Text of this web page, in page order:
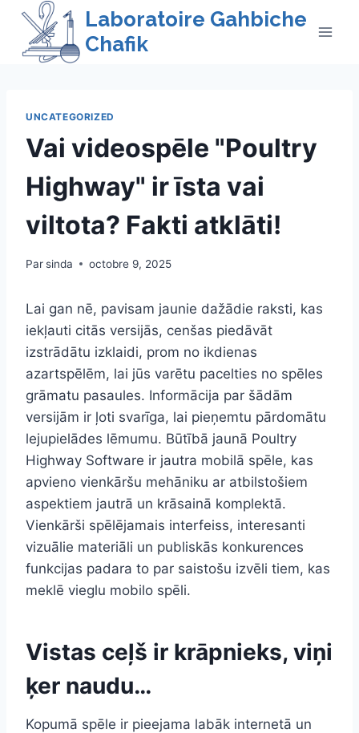
Skip
content
Laboratoire Gahbiche
Chafik
UNCATEGORIZED
Vai videospēle "Poultry
Highway" ir īsta vai
viltota? Fakti atklāti!
Parsinda octobre 9, 2025
Lai gan nē, pavisam jaunie dažādie raksti, kas
iekļauti citās versijās, cenšas piedāvāt
izstrādātu izklaidi, prom no ikdienas
azartspēlēm, lai jūs varētu pacelties no spēles
grāmatu pasaules. Informācija par šādām
versijām ir ļoti svarīga, lai pieņemtu pārdomātu
lejupielādes lēmumu. Būtībā jaunā Poultry
Highway Software ir jautra mobilā spēle, kas
apvieno vienkāršu mehāniku ar atbilstošiem
aspektiem jautrā un krāsainā komplektā.
Vienkārši spēlējamais interfeiss, interesanti
vizuālie materiāli un publiskās konkurences
funkcijas padara to par saistošu izvēli tiem, kas
meklē vieglu mobilo spēli.
Vistas ceļš ir krāpnieks, viņi
ķer naudu…
Kopumā spēle ir pieejama labāk internetā un